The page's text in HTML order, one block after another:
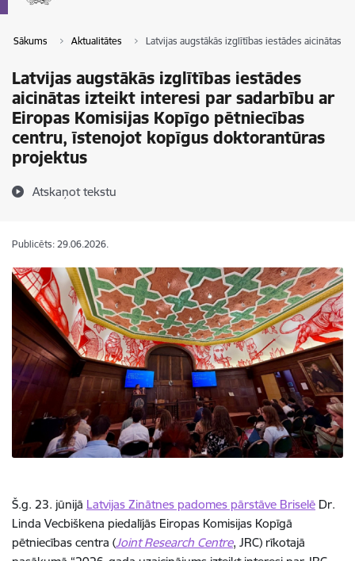
Sākums Aktualitātes Latvijas augstākās izglītības iestādes aicinātas
Latvijas augstākās izglītības iestādes
aicinātas izteikt interesi par sadarbību ar
Eiropas Komisijas Kopīgo pētniecības
centru, īstenojot kopīgus doktorantūras
projektus
Atskaņot tekstu
Publicēts: 29.06.2026.
Š.g. 23. jūnijā Latvijas Zinātnes padomes pārstāve Briselē Dr.
Linda Vecbiškena piedalījās Eiropas Komisijas Kopīgā
pētniecības centra (Joint Research Centre, JRC) rīkotajā